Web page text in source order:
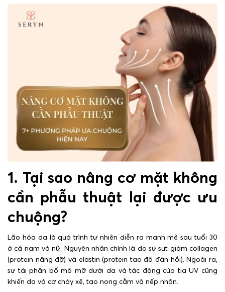
1. Tại sao nâng cơ mặt không
cần phẫu thuật lại được ưu
chuộng?
Lão hóa da là quá trình tự nhiên diễn ra mạnh mẽ sau tuổi 30
ở cả nam và nữ. Nguyên nhân chính là do sự sụt giảm collagen
(protein nâng đỡ) và elastin (protein tạo độ đàn hồi). Ngoài ra,
sự tái phân bố mô mỡ dưới da và tác động của tia UV cũng
khiến da và cơ chảy xệ, tạo nọng cằm và nếp nhăn.